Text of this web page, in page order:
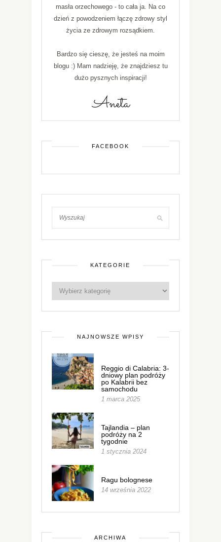
masła orzechowego - to cała ja. Na co
dzień z powodzeniem łączę zdrowy styl
życia ze zdrowym rozsądkiem.
Bardzo się cieszę, że jesteś na moim
blogu :) Mam nadzieję, że znajdziesz tu
dużo pysznych inspiracji!
FACEBOOK
KATEGORIE
NAJNOWSZE WPISY
Reggio di Calabria: 3-
dniowy plan podróży
po Kalabrii bez
samochodu
1 marca 2025
Tajlandia – plan
podróży na 2
tygodnie
1 stycznia 2024
Ragu bolognese
14 września 2022
ARCHIWA